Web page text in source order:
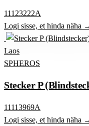
11123222A
Logi sisse, et hinda näha
Laos
SPHEROS
Stecker P
11113969A
Logi sisse, et hinda näha